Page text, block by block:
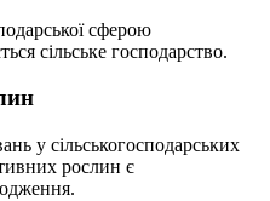
сферою
сільське господарство.
у сільськогосподарських
рослин є